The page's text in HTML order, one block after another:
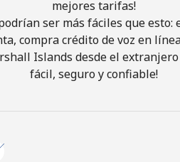
¡Hola!
mejores tarifas!
ser más fáciles que
compra crédito de voz en
Islands desde el
fácil, seguro y confiable!